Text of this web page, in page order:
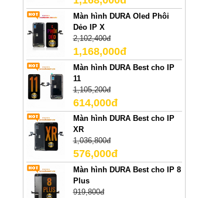
Màn hình DURA Oled Phôi
Dẻo IP X
2,102,400đ
1,168,000đ
Màn hình DURA Best cho IP
11
1,105,200đ
614,000đ
Màn hình DURA Best cho IP
XR
1,036,800đ
576,000đ
Màn hình DURA Best cho IP 8
Plus
919,800đ